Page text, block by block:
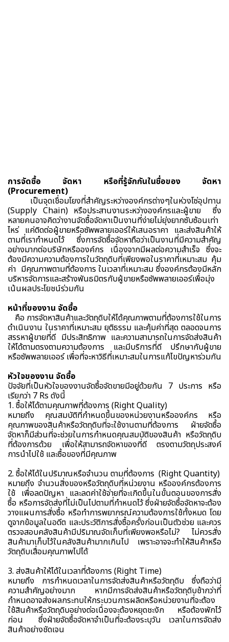
การจัดซื้อ จัดหา หรือที่รู้จักกันในชื่อของ จัดหา
(Procurement)
เป็นจุดเชื่อมโยงที่สำคัญระหว่างองค์กรต่างๆในห่วงโซ่อุปทาน
(Supply Chain) หรือประสานงานระหว่างองค์กรและผู้ขาย ซึ่ง
หลายคนอาจคิดว่างานจัดซื้อจัดหาเป็นงานที่ง่ายไม่ยุ่งยากซับซ้อนเท่า
ไหร่ แค่ติดต่อผู้ขายหรือซัพพลายเออร์ให้เสนอราคา และส่งสินค้าให้
ตามที่เรากำหนดไว้ ซึ่งการจัดซื้อจัดหาถือว่าเป็นงานที่มีความสำคัญ
อย่างมากต่อบริษัทหรือองค์กร เนื่องจากมีผลต่อความสำเร็จ ซึ่งจะ
ต้องมีความความต้องการในวัตถุดิบที่เพียงพอในราคาที่เหมาะสม คุ้ม
ค่า มีคุณภาพตามที่ต้องการ ในเวลาที่เหมาะสม ซึ่งองค์กรต้องมีหลัก
บริหารจัดการและสร้างพันธมิตรกับผู้ขายหรือซัพพลายเออร์เพื่อมุ่ง
เน้นผลประโยชน์ร่วมกัน
หน้าที่ของงาน จัดซื้อ
คือ การจัดหาสินค้าและวัตถุดิบให้ได้คุณภาพตามที่ต้องการใช้ในการ
ดำเนินงาน ในราคาที่เหมาะสม ยุติธรรม และคุ้มค่าที่สุด ตลอดจนการ
สรรหาผู้ขายที่ดี มีประสิทธิภาพ และความสามารถในการจัดส่งสินค้า
ให้ได้ตามตรงตามความต้องการ และมีบริการที่ดี ปรึกษากับผู้ขาย
หรือซัพพลายเออร์ เพื่อที่จะหาวิธีที่เหมาะสมในการแก้ไขปัญหาร่วมกัน
หัวใจของงาน จัดซื้อ
ปัจจัยที่เป็นหัวใจของงานจัดซื้อจัดขายมีอยู่ด้วยกัน 7 ประการ หรือ
เรียกว่า 7 Rs ดังนี้
1. ซื้อให้ได้ตามคุณภาพที่ต้องการ (Right Quality)
หมายถึง คุณสมบัติที่กำหนดขึ้นของหน่วยงานหรือองค์กร หรือ
คุณภาพของสินค้าหรือวัตถุดิบที่จะใช้งานตามที่ต้องการ ฝ่ายจัดซื้อ
จัดหาก็มีส่วนที่จะช่วยในการกำหนดคุณสมบัติของสินค้า หรือวัตถุดิบ
ที่ต้องการด้วย เพื่อให้สามารถจัดหาของที่ดี ตรงตามวัตถุประสงค์
การนำไปใช้ และซื้อของที่มีคุณภาพ
2. ซื้อให้ได้ในปริมาณหรือจำนวน ตามที่ต้องการ (Right Quantity)
หมายถึง จำนวนสิ่งของหรือวัตถุดิบที่หน่วยงาน หรือองค์กรต้องการ
ใช้ เพื่อลดปัญหา และลดค่าใช้จ่ายที่จะเกิดขึ้นในขั้นตอนของการสั่ง
ซื้อ หรือการจัดส่งที่ไม่เป็นไปตามที่กำหนดไว้ ซึ่งฝ่ายจัดซื้อจัดหาจะต้อง
วางแผนการสั่งซื้อ หรือทำการพยากรณ์ความต้องการใช้ทั้งหมด โดย
ดูจากข้อมูลในอดีต และประวัติการสั่งซื้อครั้งก่อนเป็นตัวช่วย และควร
ตรวจสอบคลังสินค้ามีปริมาณจัดเก็บที่เพียงพอหรือไม่? ไม่ควรสั่ง
สินค้ามาเก็บไว้ในคลังสินค้ามากเกินไป เพราะอาจจะทำให้สินค้าหรือ
วัตถุดิบเสื่อมคุณภาพไปได้
3. ส่งสินค้าให้ได้ในเวลาที่ต้องการ (Right Time)
หมายถึง การกำหนดเวลาในการจัดส่งสินค้าหรือวัตถุดิบ ซึ่งถือว่ามี
ความสำคัญอย่างมาก หากมีการจัดส่งสินค้าหรือวัตถุดิบช้ากว่าที่
กำหนดอาจส่งผลกระทบให้กระบวนการผลิตหรือหน่วยงานที่จะต้อง
ใช้สินค้าหรือวัตถุดิบอย่างต่อเนื่องจะต้องหยุดชะงัก หรือต้องพักไว้
ก่อน ซึ่งฝ่ายจัดซื้อจัดหาจำเป็นที่จะต้องระบุวัน เวลาในการจัดส่ง
สินค้าอย่างชัดเจน